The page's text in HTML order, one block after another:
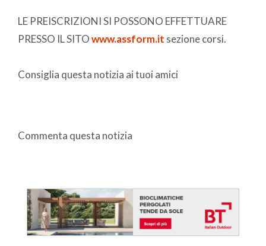
LE PREISCRIZIONI SI POSSONO EFFETTUARE
PRESSO IL SITOwww.assform.it sezione corsi.
Consiglia questa notizia ai tuoi amici
Commenta questa notizia